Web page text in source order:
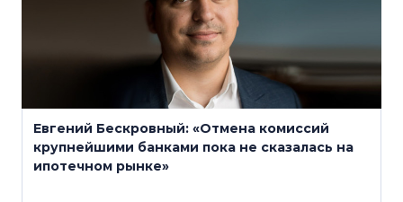
Евгений Бескровный: «Отмена комиссий
крупнейшими банками пока не сказалась на
ипотечном рынке»